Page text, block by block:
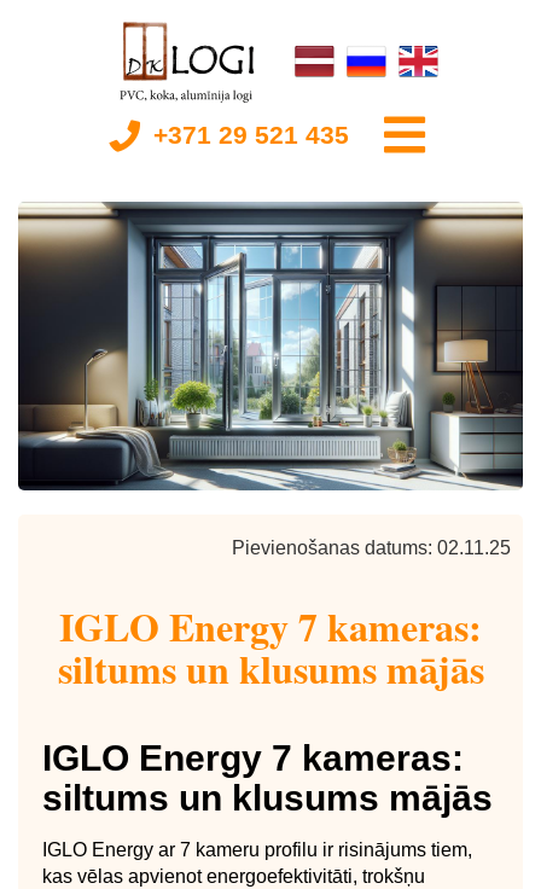
+371 29 521 435
Pievienošanas datums: 02.11.25
IGLO Energy 7 kameras:
siltums un klusums mājās
IGLO Energy 7 kameras:
siltums un klusums mājās
IGLO Energy ar 7 kameru profilu ir risinājums tiem,
kas vēlas apvienot energoefektivitāti, trokšņu